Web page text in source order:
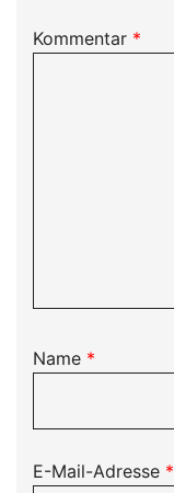
Kommentar *
Name *
E-Mail-Adresse *